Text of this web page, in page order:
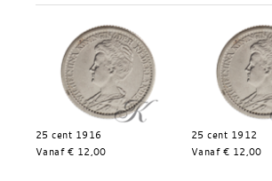
25 cent 1916
Vanaf € 12,00
25 cent 1912
Vanaf € 12,00